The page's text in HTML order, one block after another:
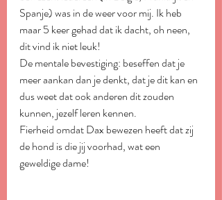
Spanje) was in de weer voor mij. Ik heb
maar 5 keer gehad dat ik dacht, oh neen,
dit vind ik niet leuk!
De mentale bevestiging: beseffen dat je
meer aankan dan je denkt, dat je dit kan en
dus weet dat ook anderen dit zouden
kunnen, jezelf leren kennen.
Fierheid omdat Dax bewezen heeft dat zij
de hond is die jij voorhad, wat een
geweldige dame!